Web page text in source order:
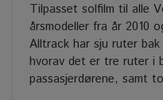
Tilpasset solfilm til alle
årsmodeller fra år 2010
Alltrack har sju ruter
hvorav det er tre ruter i
passasjerdørene, samt